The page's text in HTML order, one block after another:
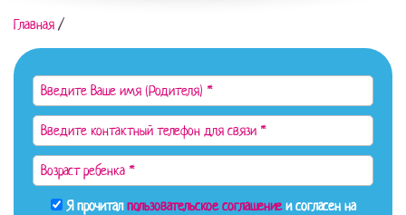
Главная /
Я прочиталпользовательское соглашениеи согласен на